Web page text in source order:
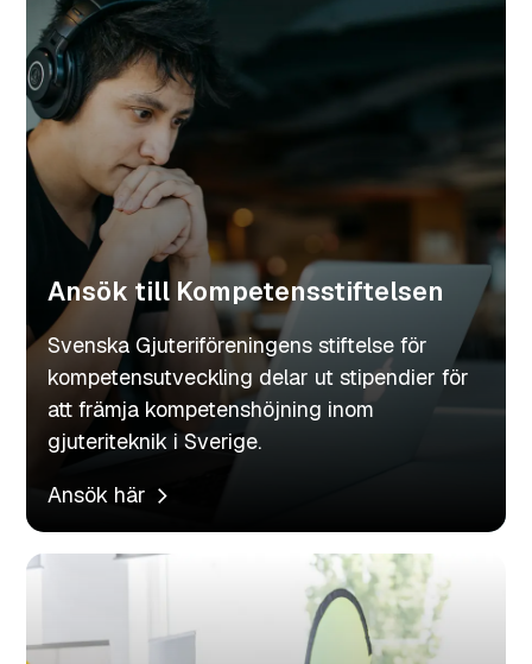
Ansök till Kompetensstiftelsen
Svenska Gjuteriföreningens stiftelse för
kompetensutveckling delar ut stipendier för
att främja kompetenshöjning inom
gjuteriteknik i Sverige.
Ansök här